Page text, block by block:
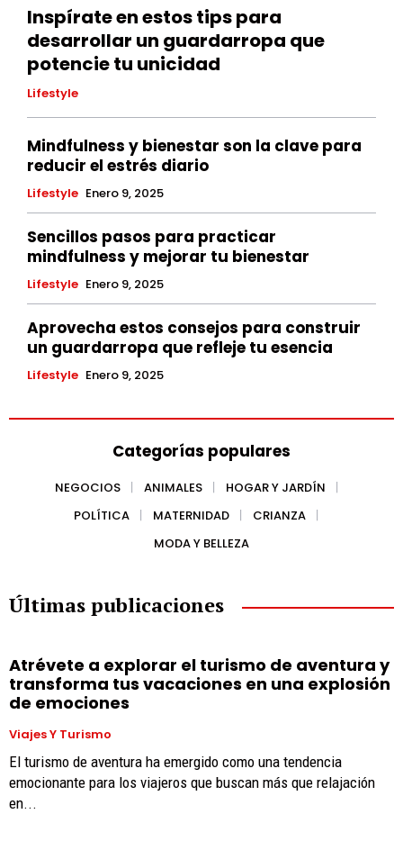
Inspírate en estos tips para
desarrollar un guardarropa que
potencie tu unicidad
Lifestyle
Mindfulness y bienestar son la clave para
reducir el estrés diario
Lifestyle Enero 9, 2025
Sencillos pasos para practicar
mindfulness y mejorar tu bienestar
Lifestyle Enero 9, 2025
Aprovecha estos consejos para construir
un guardarropa que refleje tu esencia
Lifestyle Enero 9, 2025
Categorías populares
NEGOCIOS ANIMALES
HOGAR Y JARDÍN
POLÍTICA
MATERNIDAD
CRIANZA
MODA Y BELLEZA
Últimas publicaciones
Atrévete a explorar el turismo de aventura y
transforma tus vacaciones en una explosión
de emociones
Viajes Y Turismo
El turismo de aventura ha emergido como una tendencia
emocionante para los viajeros que buscan más que relajación
en...